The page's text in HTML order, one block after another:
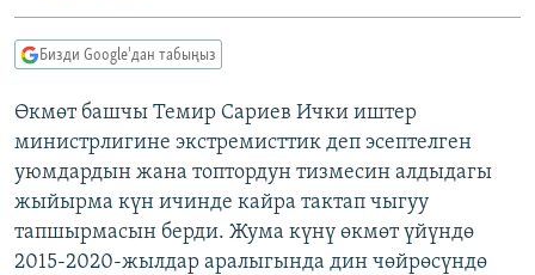
ЭКСПЕРТТЕР ТАЛДАЙТ
БИЗ ЖАНА ДҮЙНӨ
ДАНИСТЕ
ЭЖЕ-СИҢДИЛЕР
АЗАТТЫК+
ӨЗГӨЧӨ ПИКИР
Русский
ОНЛАЙН ШЕРИНЕ
Бизди Google'дан табыңыз
Өкмөт башчы Темир Сариев Ички иштер
министрлигине экстремисттик деп эсептелген
уюмдардын жана топтордун тизмесин алдыдагы
жыйырма күн ичинде кайра тактап чыгуу
тапшырмасын берди. Жума күнү өкмөт үйүндө
2015-2020-жылдар аралыгында дин чөйрөсүндө